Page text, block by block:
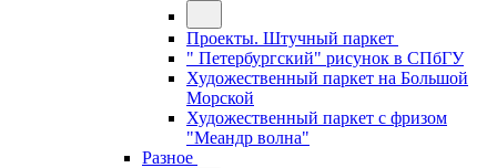
Проекты. Штучный паркет
" Петербургский" рисунок в СПбГУ
Художественный паркет на Большой
Морской
Художественный паркет с фризом
"Меандр волна"
Разное